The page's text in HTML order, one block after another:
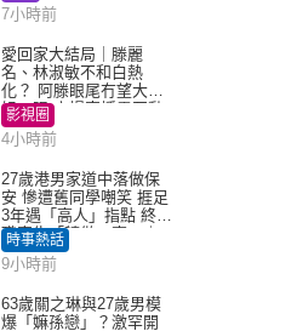
7小時前
愛回家大結局｜滕麗
名、林淑敏不和白熱
化？ 阿滕眼尾冇望大小
姐一眼 商場直播零互動
影視圈
4小時前
27歲港男家道中落做保
安 慘遭舊同學嘲笑 捱足
3年遇「高人」指點 終辭
職宣告「轉做一事」｜
Juicy叮
時事熱話
9小時前
63歲關之琳與27歲男模
爆「嫲孫戀」？激罕開